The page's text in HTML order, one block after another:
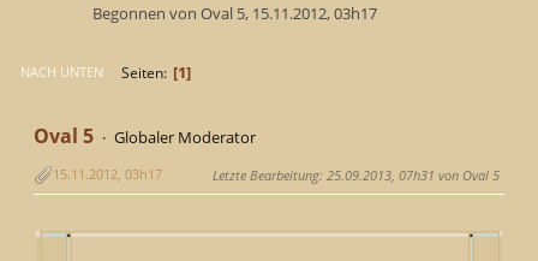
Begonnen von Oval 5, 15.11.2012, 03h17
NACH UNTEN Seiten 1
Oval 5 Globaler Moderator
15.11.2012, 03h17 Letzte Bearbeitung: 25.09.2013, 07h31 von Oval 5